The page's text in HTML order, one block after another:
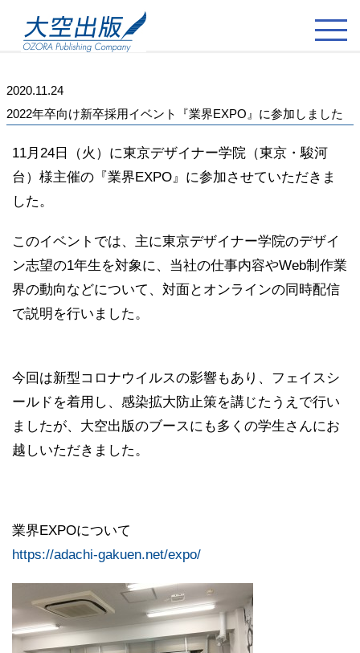
2020.11.24
2022年卒向け新卒採用イベント『業界EXPO』に参加しました
11月24日（火）に東京デザイナー学院（東京・駿河
台）様主催の『業界EXPO』に参加させていただきま
した。
このイベントでは、主に東京デザイナー学院のデザイ
ン志望の1年生を対象に、当社の仕事内容やWeb制作業
界の動向などについて、対面とオンラインの同時配信
で説明を行いました。
今回は新型コロナウイルスの影響もあり、フェイスシ
ールドを着用し、感染拡大防止策を講じたうえで行い
ましたが、大空出版のブースにも多くの学生さんにお
越しいただきました。
業界EXPOについて
https://adachi-gakuen.net/expo/